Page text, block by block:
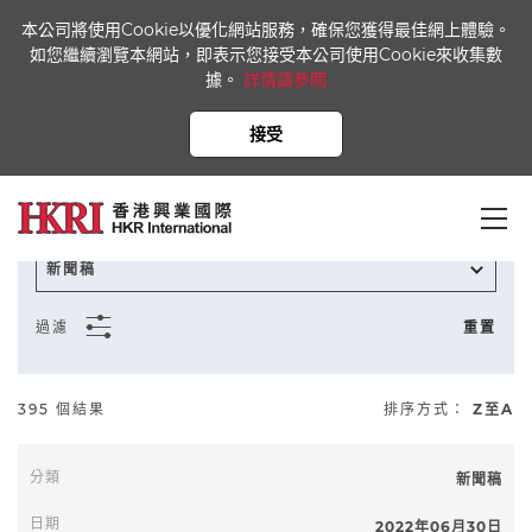
本公司將使用Cookie以優化網站服務，確保您獲得最佳網上體驗。
如您繼續瀏覽本網站，即表示您接受本公司使用Cookie來收集數
據。 詳情請參閱
接受
新聞稿
過濾 重置
395 個結果 排序方式： Z至A
新聞稿
2022年06月30日